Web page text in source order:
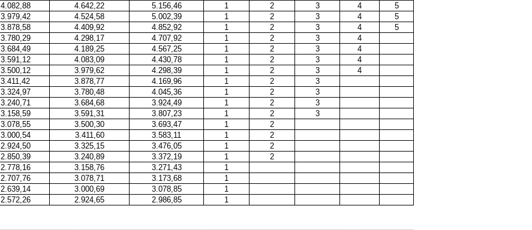
4.082,88 4.642,22 5.156,46 1 2 3 4
5
3.979,42 4.524,58 5.002,39 1 2 3 4
5
3.878,58 4.409,92 4.852,92 1 2 3 4
5
3.780,29 4.298,17 4.707,92 1 2 3
4
3.684,49 4.189,25 4.567,25 1 2 3
4
3.591,12 4.083,09 4.430,78 1 2 3
4
3.500,12 3.979,62 4.298,39 1 2 3
4
3.411,42 3.878,77 4.169,96 1 2
3
3.324,97 3.780,48 4.045,36 1 2
3
3.240,71 3.684,68 3.924,49 1 2
3
3.158,59 3.591,31 3.807,23 1 2
3
3.078,55 3.500,30 3.693,47 1
2
3.000,54 3.411,60 3.583,11 1
2
2.924,50 3.325,15 3.476,05 1
2
2.850,39 3.240,89 3.372,19 1
2
2.778,16 3.158,76 3.271,43
1
2.707,76 3.078,71 3.173,68
1
2.639,14 3.000,69 3.078,85
1
2.572,26 2.924,65 2.986,85
1